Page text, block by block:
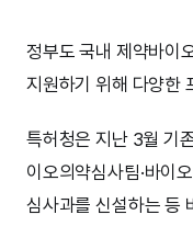
정부도 국내 제약바이
지원하기 위해 다양한
특허청은 지난 3월 기
이오의약심사팀·바이
심사과를 신설하는 등